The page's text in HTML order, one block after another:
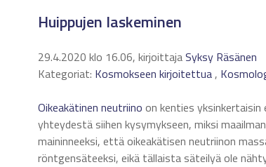
Huippujen laskeminen
29.4.2020 klo 16.06, kirjoittajaSyksy Räsänen
Kategoriat: Kosmokseen kirjoitettua,
Oikeakätinen neutriino on kenties yksinkertaisin
yhteydestä siihen kysymykseen, miksi
maininneeksi, että oikeakätisen neutriinon
röntgensäteeksi, eikä tällaista säteilyä ole